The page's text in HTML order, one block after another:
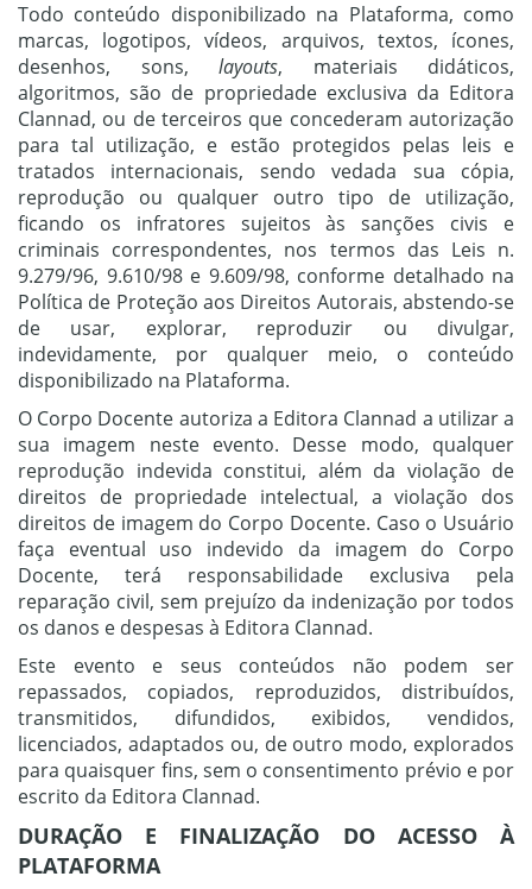
Todo conteúdo disponibilizado na Plataforma, como
marcas, logotipos, vídeos, arquivos, textos, ícones,
desenhos, sons, layouts, materiais didáticos,
algoritmos, são de propriedade exclusiva da Editora
Clannad, ou de terceiros que concederam autorização
para tal utilização, e estão protegidos pelas leis e
tratados internacionais, sendo vedada sua cópia,
reprodução ou qualquer outro tipo de utilização,
ficando os infratores sujeitos às sanções civis e
criminais correspondentes, nos termos das Leis n.
9.279/96, 9.610/98 e 9.609/98, conforme detalhado na
Política de Proteção aos Direitos Autorais, abstendo-se
de usar, explorar, reproduzir ou divulgar,
indevidamente, por qualquer meio, o conteúdo
disponibilizado na Plataforma.
O Corpo Docente autoriza a Editora Clannad a utilizar a
sua imagem neste evento. Desse modo, qualquer
reprodução indevida constitui, além da violação de
direitos de propriedade intelectual, a violação dos
direitos de imagem do Corpo Docente. Caso o Usuário
faça eventual uso indevido da imagem do Corpo
Docente, terá responsabilidade exclusiva pela
reparação civil, sem prejuízo da indenização por todos
os danos e despesas à Editora Clannad.
Este evento e seus conteúdos não podem ser
repassados, copiados, reproduzidos, distribuídos,
transmitidos, difundidos, exibidos, vendidos,
licenciados, adaptados ou, de outro modo, explorados
para quaisquer fins, sem o consentimento prévio e por
escrito da Editora Clannad.
DURAÇÃO E FINALIZAÇÃO DO ACESSO À
PLATAFORMA